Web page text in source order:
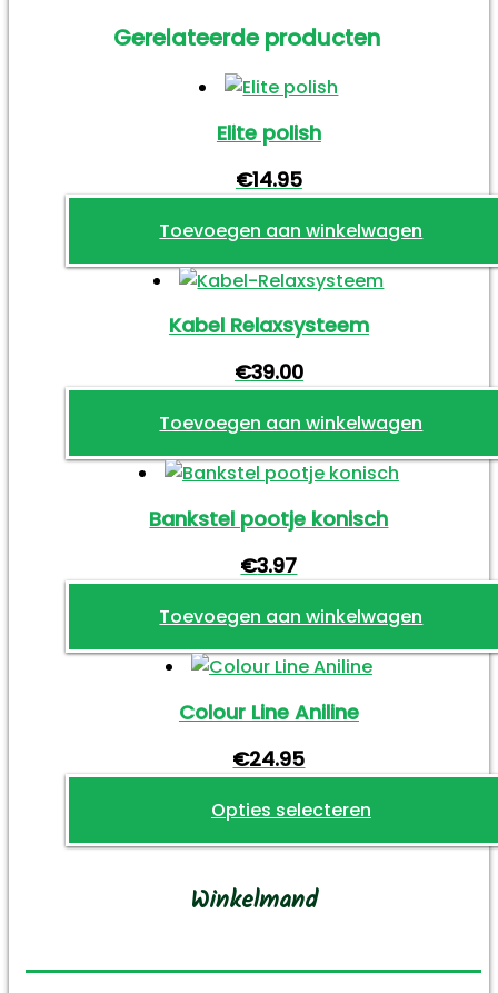
Gerelateerde producten
Elite polish
€14.95
Toevoegen aan winkelwagen
Kabel Relaxsysteem
€39.00
Toevoegen aan winkelwagen
Bankstel pootje konisch
€3.97
Toevoegen aan winkelwagen
Colour Line Aniline
€24.95
Opties selecteren
product
heeft
variaties.
Winkelmand